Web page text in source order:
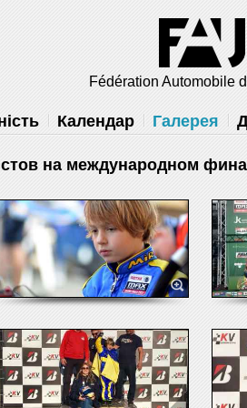
Fédération Automobile
Календар Галерея
на международном